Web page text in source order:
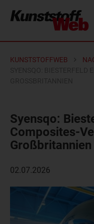
KUNSTSTOFFWEB
Syensqo:
Composites-
Großbritannien
02.07.2026